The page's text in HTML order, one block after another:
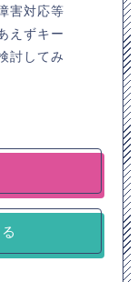
害対応等
えずキー
討してみ